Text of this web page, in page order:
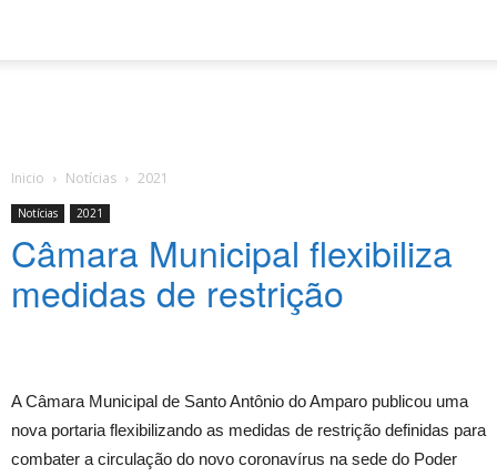
Inicio Notícias 2021
Notícias 2021
Câmara Municipal flexibiliza
medidas de restrição
A Câmara Municipal de Santo Antônio do Amparo publicou uma
nova portaria flexibilizando as medidas de restrição definidas para
combater a circulação do novo coronavírus na sede do Poder